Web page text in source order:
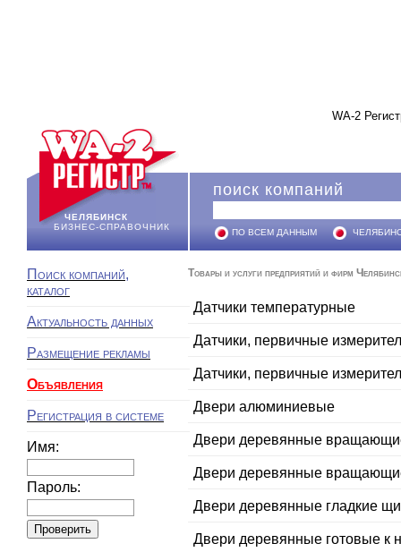
WA-2
ЧЕЛЯБИНСК
БИЗНЕС-СПРАВОЧНИК
поиск компаний
ПО ВСЕМ ДАННЫМ
Поиск компаний,
каталог
Актуальность данных
Размещение рекламы
Объявления
Регистрация в системе
Имя:
Пароль:
Товары и услуги предприятий и фирм
Датчики температурные
Датчики, первичные
Датчики, первичные
Двери алюминиевые
Двери деревянные
Двери деревянные
Двери деревянные гладкие
Двери деревянные готовые к